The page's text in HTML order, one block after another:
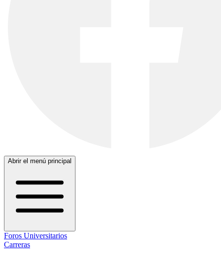
Abrir el menú principal
Foros Universitarios
Carreras